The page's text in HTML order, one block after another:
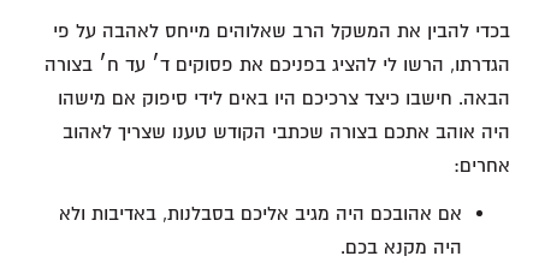
בכדי להבין את המשקל הרב שאלוהים מייחס לאהבה על פי
הגדרתו, הרשו לי להציג בפניכם את פסוקים ד׳ עד ח׳ בצורה
הבאה. חישבו כיצד צרכיכם היו באים לידי סיפוק אם מישהו
היה אוהב אתכם בצורה שכתבי הקודש טענו שצריך לאהוב
אחרים:
אם אהובכם היה מגיב אליכם בסבלנות, באדיבות ולא
היה מקנא בכם.